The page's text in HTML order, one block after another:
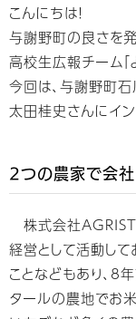
こんにちは！
与謝野町の良さを
高校生広報チーム「
今回は、与謝野町石
太田桂史さんにイン
2つの農家で会
株式会社AGRIST
経営として活動し
ことなどもあり、8
タールの農地でお米